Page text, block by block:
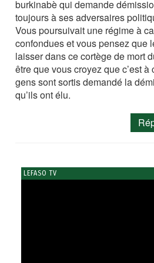
burkinabè qui demande
toujours à ses adversaires
Vous poursuivait une régime à
confondues et vous pensez que
laisser dans ce cortège de mort
être que vous croyez que c’est
gens sont sortis demandé la
qu’ils ont élu.
LEFASO TV